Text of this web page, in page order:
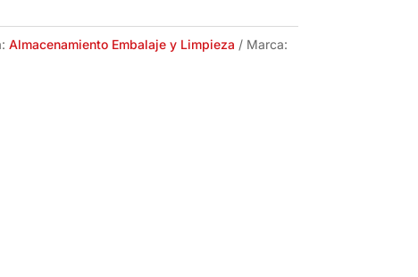
Almacenamiento Embalaje y Limpieza
Marca: